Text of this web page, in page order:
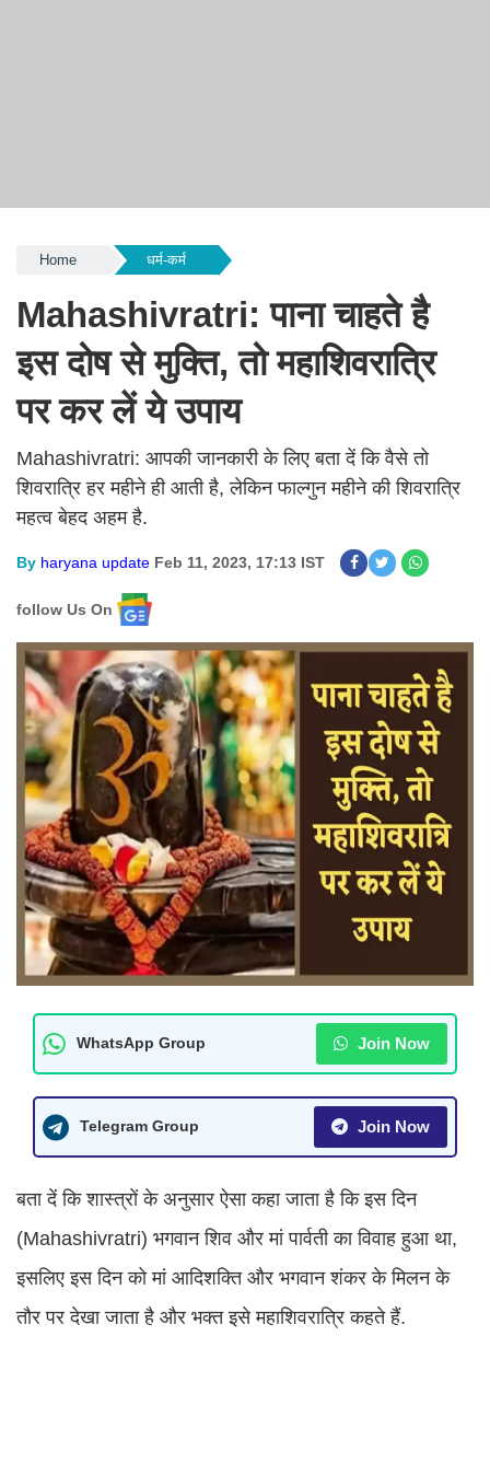
Home धर्म-कर्म
Mahashivratri: पाना चाहते है
इस दोष से मुक्ति, तो महाशिवरात्रि
पर कर लें ये उपाय
Mahashivratri: आपकी जानकारी के लिए बता दें कि वैसे तो
शिवरात्रि हर महीने ही आती है, लेकिन फाल्गुन महीने की शिवरात्रि
महत्व बेहद अहम है.
By haryana update Feb 11, 2023, 17:13 IST
follow Us On
WhatsApp Group Join Now
Telegram Group Join Now
बता दें कि शास्त्रों के अनुसार ऐसा कहा जाता है कि इस दिन
(Mahashivratri) भगवान शिव और मां पार्वती का विवाह हुआ था,
इसलिए इस दिन को मां आदिशक्ति और भगवान शंकर के मिलन के
तौर पर देखा जाता है और भक्त इसे महाशिवरात्रि कहते हैं.